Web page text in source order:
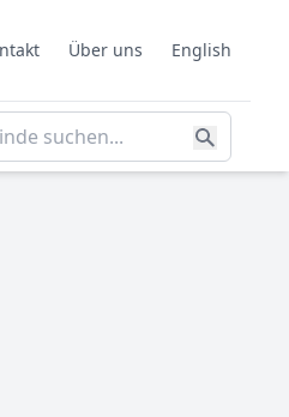
Über uns English